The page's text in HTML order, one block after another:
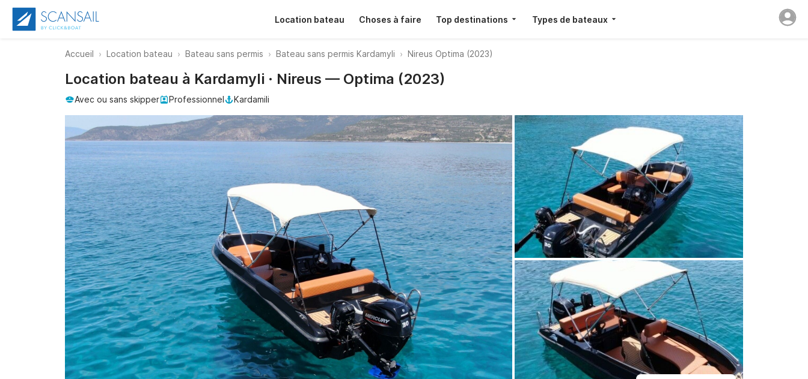
Location bateau Choses à faire Top destinations Types de bateaux
Accueil Location bateau Bateau sans permis Bateau sans permis Kardamyli Nireus Optima (2023)
Location bateau à Kardamyli · Nireus — Optima (2023)
Avec ou sans skipper Professionnel Kardamili